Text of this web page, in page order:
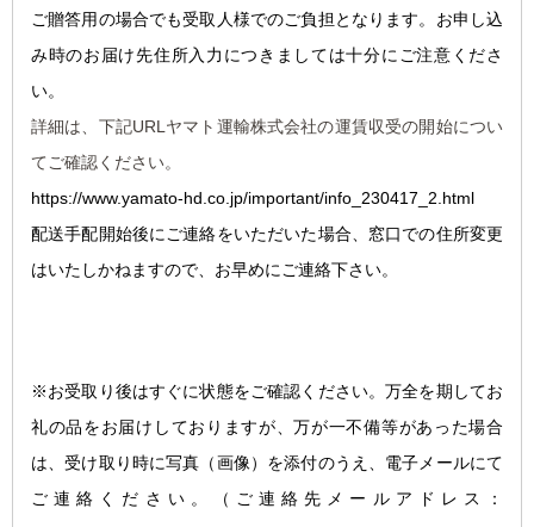
ご贈答用の場合でも受取人様でのご負担となります。お申し込
み時のお届け先住所入力につきましては十分にご注意くださ
い。
詳細は、下記URLヤマト運輸株式会社の運賃収受の開始につい
てご確認ください。
https://www.yamato-hd.co.jp/important/info_230417_2.html
配送手配開始後にご連絡をいただいた場合、窓口での住所変更
はいたしかねますので、お早めにご連絡下さい。
※お受取り後はすぐに状態をご確認ください。万全を期してお
礼の品をお届けしておりますが、万が一不備等があった場合
は、受け取り時に写真（画像）を添付のうえ、電子メールにて
ご連絡ください。
（ご連絡先メールアドレス：